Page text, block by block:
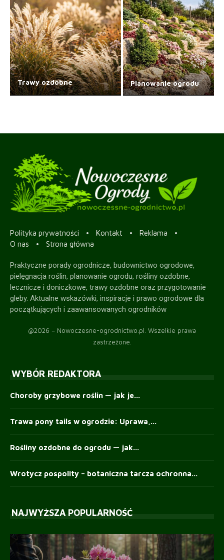
Trawy ozdobne Planowanie ogrodu
Polityka prywatności Kontakt
Reklama
O nas
Strona główna
Praktyczne porady ogrodnicze, budownictwo ogrodowe,
pielęgnacja roślin, planowanie ogrodu, rośliny ozdobne,
lecznicze i doniczkowe, trawy ozdobne oraz przygotowanie
gleby. Aktualne wskazówki, inspiracje i prawo ogrodowe dla
początkujących i zaawansowanych ogrodników
@2026 – Nowoczesne-ogrodnictwo.pl. Wszelkie prawa
zastrzeżone.
WYBÓR REDAKTORA
Choroby grzybowe roślin — jak je...
Trawa pony tails w ogrodzie: Uprawa,...
Rośliny ozdobne do ogrodu — jak...
Wrotycz pospolity – botaniczna tarcza ochronna...
NAJWYŻSZA POPULARNOŚĆ